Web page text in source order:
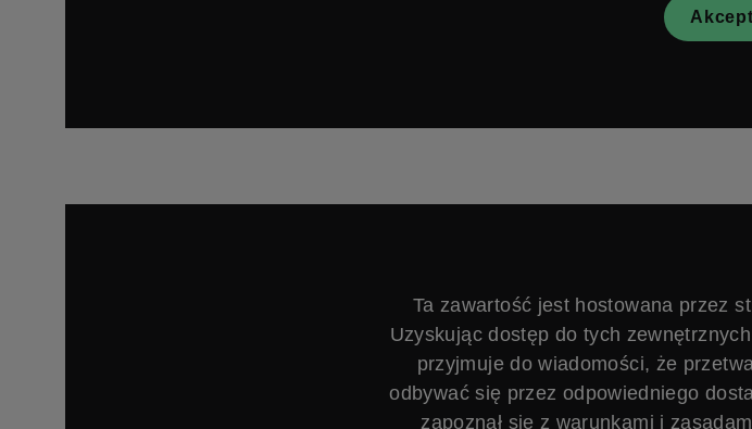
Ta zawartość jest hostowana przez
Uzyskując dostęp do tych
przyjmuje do wiadomości, że
odbywać się przez odpowiedniego
zapoznał się z warunkami i